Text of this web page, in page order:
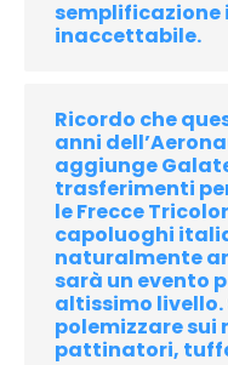
inaccettabile.
Ricordo che
anni
aggiunge
trasferimenti
le Frecce
capoluoghi
naturalmente
sarà un evento
altissimo livello.
polemizzare
pattinatori,